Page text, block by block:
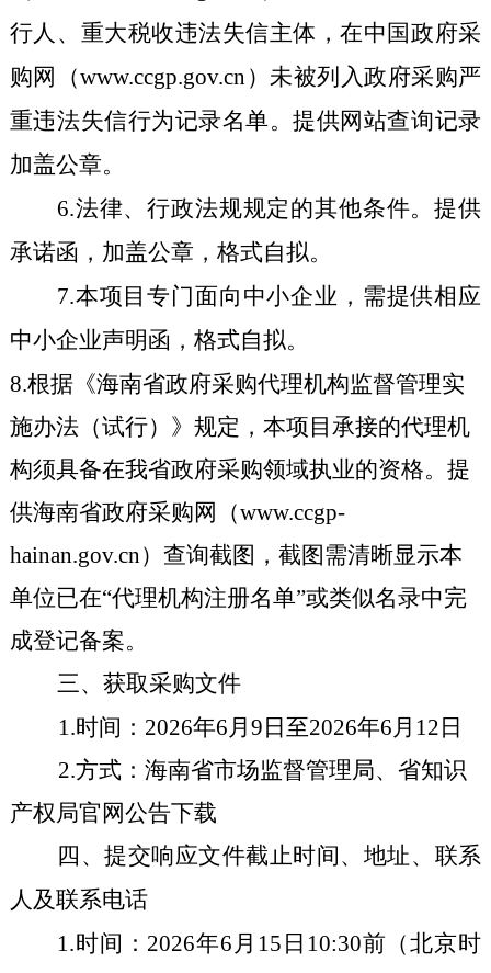
行人、重大税收违法失信主体，在中国政府采
购网（www.ccgp.gov.cn）未被列入政府采购严
重违法失信行为记录名单。提供网站查询记录
加盖公章。
6.法律、行政法规规定的其他条件。提供
承诺函，加盖公章，格式自拟。
7.本项目专门面向中小企业，需提供相应
中小企业声明函 ，格式自拟。
8.根据《海南省政府采购代理机构监督管理实
施办法（试行）》规定，本项目承接的代理机
构须具备在我省政府采购领域执业的资格。提
供海南省政府采购网（www.ccgp-
hainan.gov.cn）查询截图，截图需清晰显示本
单位已在“代理机构注册名单”或类似名录中完
成登记备案。
三、获取采购文件
1.时间：2026年6月 9 日至2026年6月 12 日
2.方式：海南省市场监督管理局、省知识
产权局官网公告下载
四 、提交响应文件截止时间、地址、联系
人及联系电话
1.时间：2026年6 月 15 日 10:30前 （北京时